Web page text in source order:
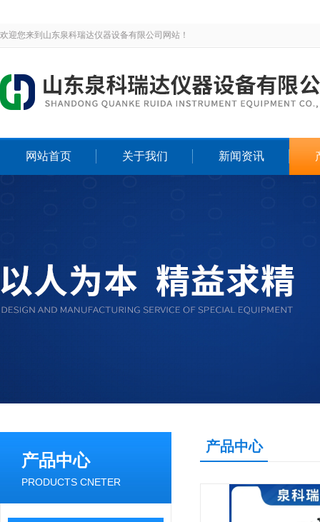
欢迎您来到山东泉科瑞达仪器设备有限公司网站！
网站首页 关于我们 新闻资讯
产品中心
PRODUCTS CNETER
产品中心